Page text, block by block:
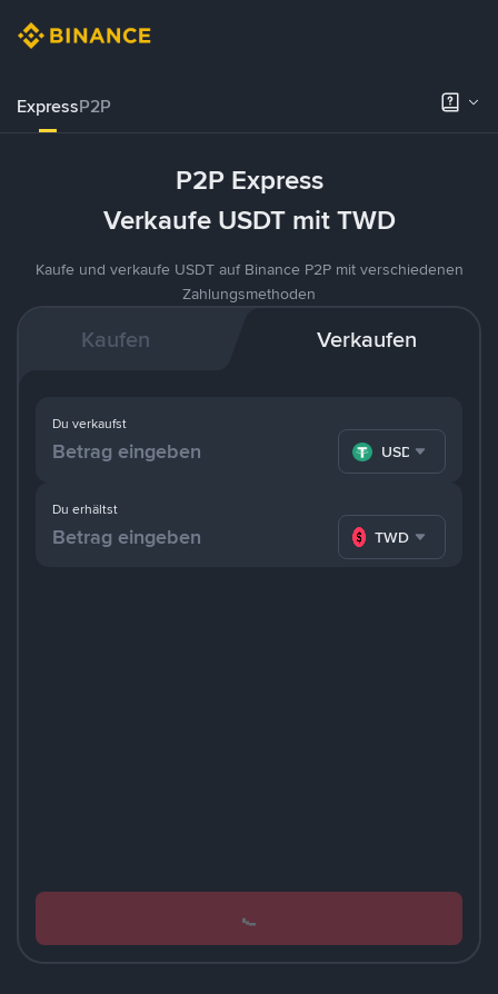
ExpressP2P
P2P Express
Verkaufe USDT mit TWD
Kaufe und verkaufe USDT auf Binance P2P mit verschiedenen
Zahlungsmethoden
Kaufen Verkaufen
Du erhältst
TWD
Du verkaufst
USDT